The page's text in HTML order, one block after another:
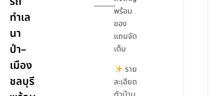
ทำเล
นา
ป่า–
เมือง
ชลบุรี
พร้อม
ของ
แถมจัด
เต็ม
ราย
ละเอียด